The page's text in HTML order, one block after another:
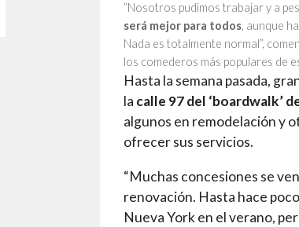
“Nosotros pudimos trabajar y a
será mejor para todos, aunque
Nada es totalmente normal”,
los comederos más populares de
Hasta la semana pasada,
la calle 97 del ‘boardwalk’
algunos en remodelación y
ofrecer sus servicios.
“Muchas concesiones se
renovación. Hasta hace
Nueva York en el verano,